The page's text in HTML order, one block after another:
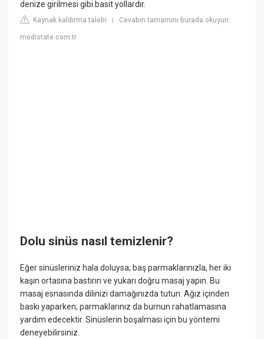
denize girilmesi gibi basit yollardır.
Kaynak kaldırma talebi |Cevabın tamamını burada okuyun:
medistate.com.tr
Dolu sinüs nasıl temizlenir?
Eğer sinüsleriniz hala doluysa; baş parmaklarınızla, her iki
kaşın ortasına bastırın ve yukarı doğru masaj yapın. Bu
masaj esnasında dilinizi damağınızda tutun. Ağız içinden
baskı yaparken; parmaklarınız da burnun rahatlamasına
yardım edecektir. Sinüslerin boşalması için bu yöntemi
deneyebilirsiniz.